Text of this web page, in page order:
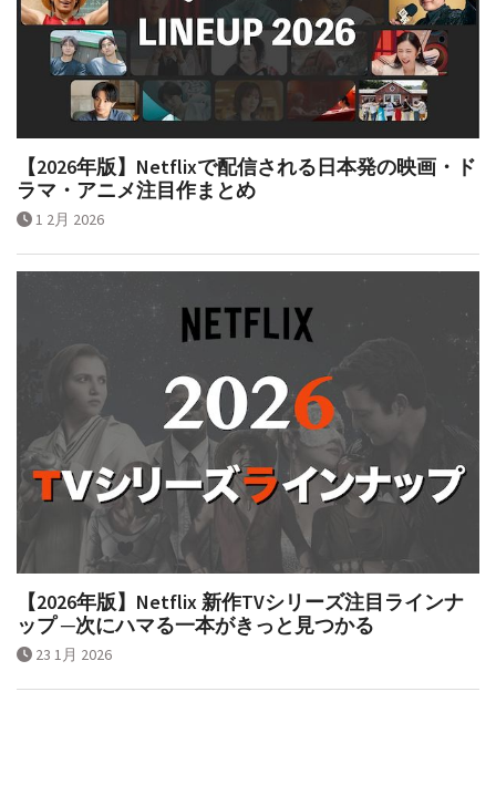
【2026年版】Netflixで配信される日本発の映画・ド
ラマ・アニメ注目作まとめ
1 2月 2026
【2026年版】Netflix 新作TVシリーズ注目ラインナ
ップ ─次にハマる一本がきっと見つかる
23 1月 2026